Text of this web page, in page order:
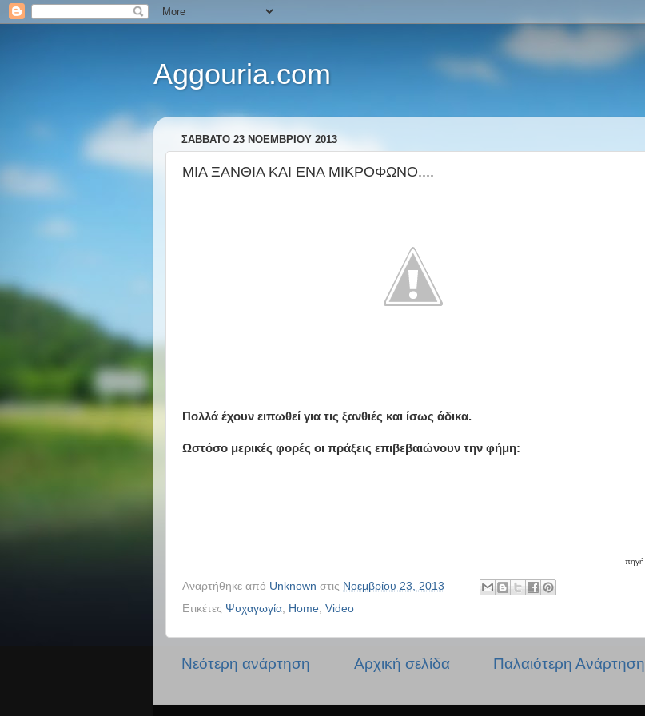
Aggouria.com
ΣΆΒΒΑΤΟ 23 ΝΟΕΜΒΡΊΟΥ 2013
ΜΙΑ ΞΑΝΘΙΑ ΚΑΙ ΕΝΑ ΜΙΚΡΟΦΩΝΟ....
Πολλά έχουν ειπωθεί για τις ξανθιές και ίσως άδικα.
Ωστόσο μερικές φορές οι πράξεις επιβεβαιώνουν την φήμη:
πηγή
Αναρτήθηκε από Unknown στις Νοεμβρίου 23, 2013
Ετικέτες Ψυχαγωγία Home Video
Νεότερη ανάρτηση Παλαιότερη Ανάρτηση
Αρχική σελίδα